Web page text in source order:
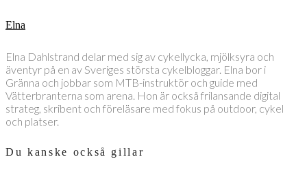
Elna
Elna Dahlstrand delar med sig av cykellycka, mjölksyra och
äventyr på en av Sveriges största cykelbloggar. Elna bor i
Gränna och jobbar som MTB-instruktör och guide med
Vätterbranterna som arena. Hon är också frilansande digital
strateg, skribent och föreläsare med fokus på outdoor, cykel
och platser.
Du kanske också gillar